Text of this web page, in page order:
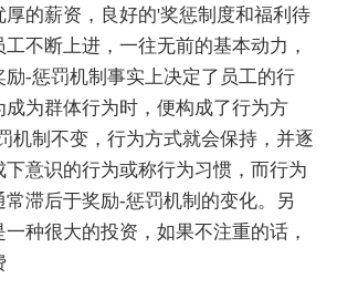
厚的薪资，良好的'奖惩制度和福利待
不断上进，一往无前的基本动力，
励-惩罚机制事实上决定了员工的行
成为群体行为时，便构成了行为方
机制不变，行为方式就会保持，并逐
意识的行为或称行为习惯，而行为
常滞后于奖励-惩罚机制的变化。另
种很大的投资，如果不注重的话，